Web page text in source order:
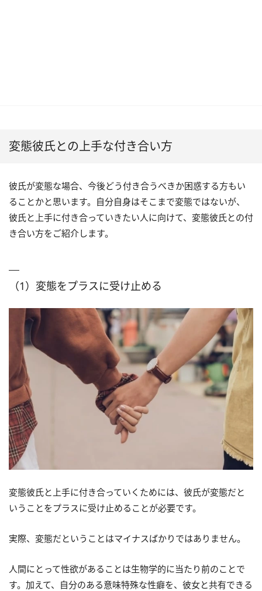
変態彼氏との上手な付き合い方
彼氏が変態な場合、今後どう付き合うべきか困惑する方もい
ることかと思います。自分自身はそこまで変態ではないが、
彼氏と上手に付き合っていきたい人に向けて、変態彼氏との付
き合い方をご紹介します。
（1）変態をプラスに受け止める
変態彼氏と上手に付き合っていくためには、彼氏が変態だと
いうことをプラスに受け止めることが必要です。
実際、変態だということはマイナスばかりではありません。
人間にとって性欲があることは生物学的に当たり前のことで
す。加えて、自分のある意味特殊な性癖を、彼女と共有できる